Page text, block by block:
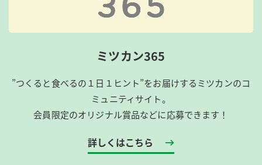
ミツカン365
”つくると食べるの１日１ヒント”をお届けするミツカンのコ
ミュニティサイト。
会員限定のオリジナル賞品などに応募できます！
詳しくはこちら